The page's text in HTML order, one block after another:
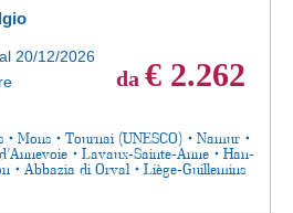
20/12/2026
• Mons • Tournai (UNESCO) • Namur •
• Lavaux-Sainte-Anne • Han-
• Abbazia di Orval • Liège-Guillemins
da € 2.262